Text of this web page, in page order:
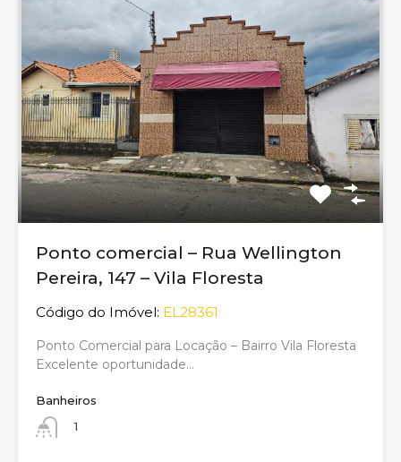
Ponto comercial – Rua Wellington
Pereira, 147 – Vila Floresta
Código do Imóvel: EL28361
Ponto Comercial para Locação – Bairro Vila Floresta
Excelente oportunidade…
Banheiros
1